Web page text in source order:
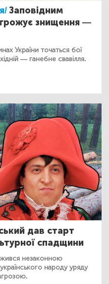
Заповідним
знищення —
України точаться бої
— ганебне свавілля.
дав старт
спадщини
незаконною
народу уряду